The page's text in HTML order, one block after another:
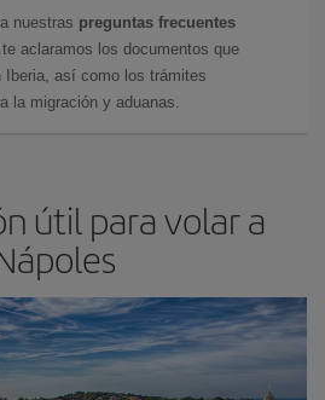
nuestras preguntas frecuentes
te aclaramos los documentos que
Iberia, así como los trámites
la migración y aduanas.
útil para volar a